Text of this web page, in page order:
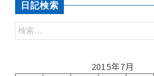
日記検索
2015年7月